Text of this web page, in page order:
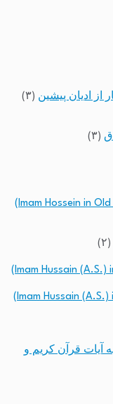
از ادیان پیشین (۳)
(۳)
(۲)
آیات قرآن کریم و